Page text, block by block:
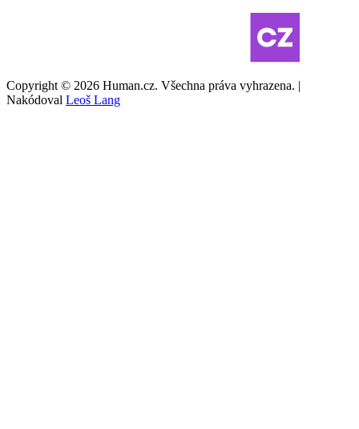
Copyright © 2026 Human.cz. Všechna práva vyhrazena. |
Nakódoval Leoš Lang